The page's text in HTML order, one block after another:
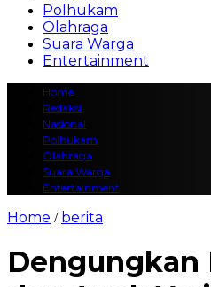
Polhukam
Olahraga
Suara Warga
Entertainment
Home
Redaksi
Nasional
Polhukam
Olahraga
Suara Warga
Entertainment
Home / berita
Dengungkan